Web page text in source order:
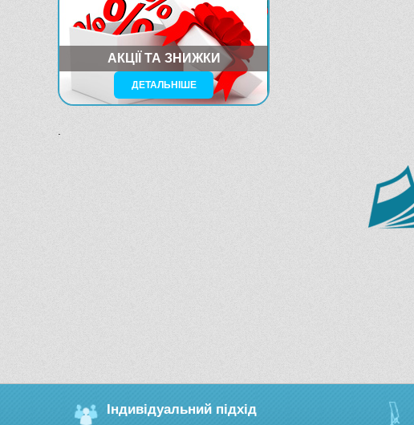
АКЦІЇ ТА ЗНИЖКИ
ДЕТАЛЬНІШЕ
Індивідуальний підхід